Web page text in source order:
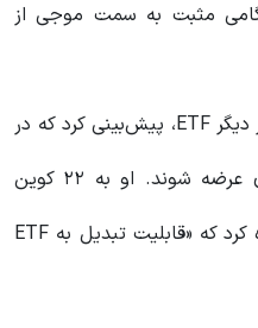
مثبت به سمت موجی از
همچنین اریک بالچوناس، تحلیلگر دیگر ETF، پیش‌بینی کرد که در
آینده نزدیک صندوق‌های بیشتری عرضه شوند. او به ۲۲ کوین
دارای بازار آتی در Coinbase اشاره کرد که «قابلیت تبدیل به ETF